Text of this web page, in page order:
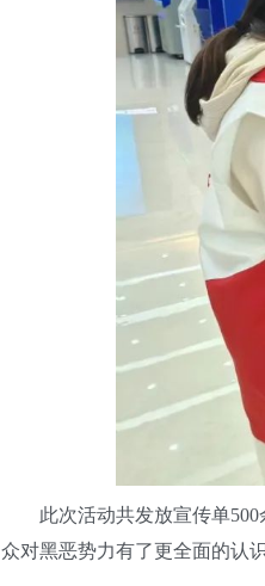
此次活动共发放宣传单500
众对黑恶势力有了更全面的认